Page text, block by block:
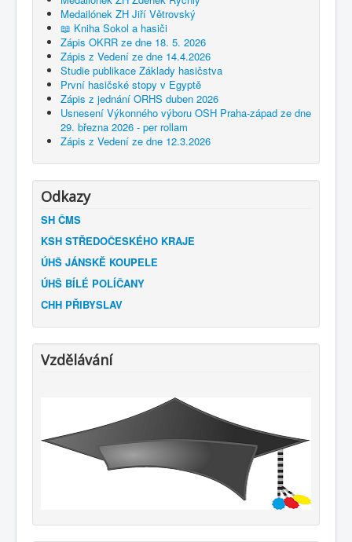
Medailónek ZH Jiří Větrovský
📖 Kniha Sokol a hasiči
Zápis OKRR ze dne 18. 5. 2026
Zápis z Vedení ze dne 14.4.2026
Studie publikace Základy hasičstva
První hasičské stopy v Egyptě
Zápis z jednání ORHS duben 2026
Usnesení Výkonného výboru OSH Praha-západ ze dne
29. března 2026 - per rollam
Zápis z Vedení ze dne 12.3.2026
Odkazy
SH ČMS
KSH STŘEDOČESKÉHO KRAJE
ÚHŠ JÁNSKĚ KOUPELE
ÚHŠ BÍLÉ POLÍČANY
CHH PŘIBYSLAV
Vzdělávání